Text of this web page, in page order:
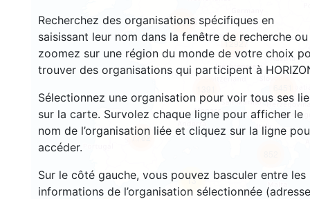
Recherchez des organisations spécifiques en
saisissant leur nom dans la fenêtre de recherche ou
zoomez sur une région du monde de votre choix
trouver des organisations qui participent à
Sélectionnez une organisation pour voir tous ses
sur la carte. Survolez chaque ligne pour afficher le
nom de l’organisation liée et cliquez sur la ligne
accéder.
Sur le côté gauche, vous pouvez basculer entre les
informations de l’organisation sélectionnée
13
7782
9992
12927